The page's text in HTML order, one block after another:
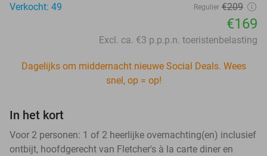
Verkocht: 49
Regulier €209
€169
Excl. ca. €3 p.p.p.n. toeristenbelasting
Dagelijks om middernacht nieuwe Social Deals. Wees
snel, op = op!
In het kort
Voor 2 personen: 1 of 2 heerlijke overnachting(en) inclusief
ontbijt, hoofdgerecht van Fletcher's à la carte diner en